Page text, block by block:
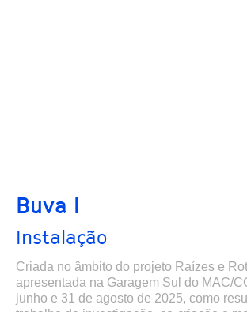
Buva I
Instalação
Criada no âmbito do projeto Raízes e
apresentada na Garagem Sul do MAC/
junho e 31 de agosto de 2025, como